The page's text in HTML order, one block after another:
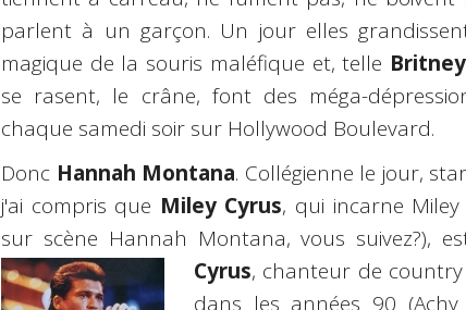
parlent à un garçon. Un jour elles
magique de la souris maléfique et, telle
se rasent, le crâne, font des méga-
chaque samedi soir sur Hollywood Boulevard.
Donc Hannah Montana. Collégienne le jour,
j'ai compris que Miley Cyrus, qui incarne
sur scène Hannah Montana, vous suivez?),
Cyrus, chanteur de
dans les années 90 (